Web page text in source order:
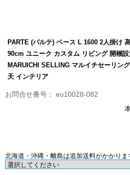
PARTE (パルテ) ベース L 1600 2人掛け
90cm ユニーク カスタム リビング 開梱
MARUICHI SELLING マルイチセーリン
天 インテリア
eu10028-082
北海道・沖縄・離島は追加送料がかかりま